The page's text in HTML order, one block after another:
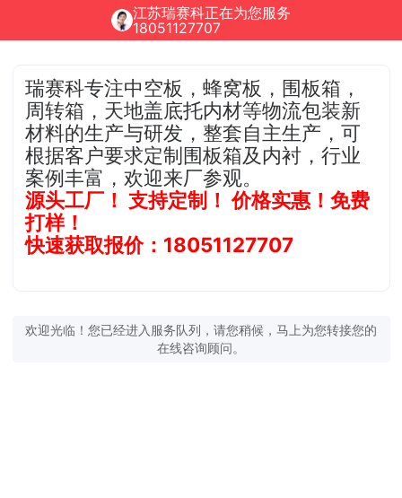
江苏瑞赛科正在为您服务
18051127707
瑞赛科专注中空板，蜂窝板，围板箱，
周转箱，天地盖底托内材等物流包装新
材料的生产与研发，整套自主生产，可
根据客户要求定制围板箱及内衬，行业
案例丰富，欢迎来厂参观。
源头工厂！ 支持定制！ 价格实惠！免费
打样！
快速获取报价：18051127707
欢迎光临！您已经进入服务队列，请您稍候，马上为您转接您的
在线咨询顾问。